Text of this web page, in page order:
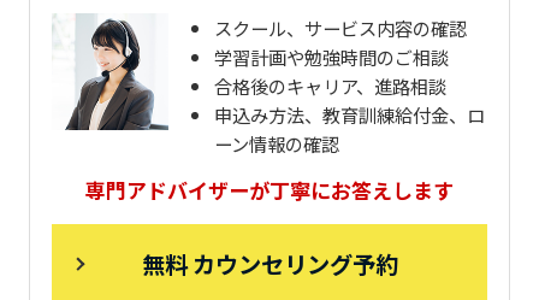
スクール、サービス内容の確認
学習計画や勉強時間のご相談
合格後のキャリア、進路相談
申込み方法、教育訓練給付金、ロ
ーン情報の確認
専門アドバイザーが丁寧にお答えします
無料 カウンセリング予約